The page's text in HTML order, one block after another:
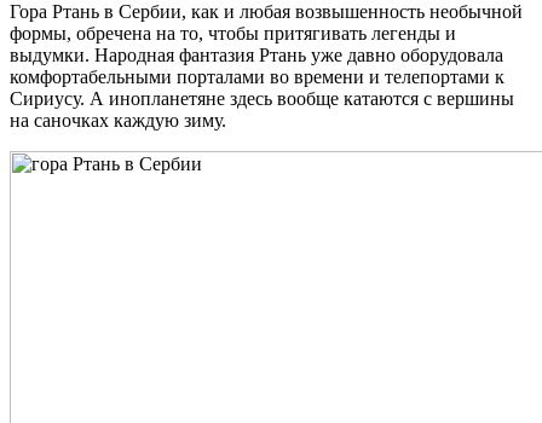
Гора Ртань в Сербии, как и любая возвышенность необычной
формы, обречена на то, чтобы притягивать легенды и
выдумки. Народная фантазия Ртань уже давно оборудовала
комфортабельными порталами во времени и телепортами к
Сириусу. А инопланетяне здесь вообще катаются с вершины
на саночках каждую зиму.